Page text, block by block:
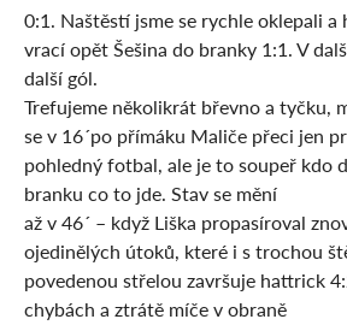
0:1. Naštěstí jsme se rychle oklepali a
vrací opět Šešina do branky 1:1. V
další gól.
Trefujeme několikrát břevno a tyčku,
se v 16´po přímáku Maliče přeci jen
pohledný fotbal, ale je to soupeř kdo
branku co to jde. Stav se mění
až v 46´ – když Liška propasíroval
ojedinělých útoků, které i s trochou
povedenou střelou završuje hattrick
chybách a ztrátě míče v obraně